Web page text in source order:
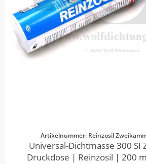
Artikelnummer: Reinzosil
Universal-Dichtmasse 300 SI
Druckdose | Reinzosil | 200